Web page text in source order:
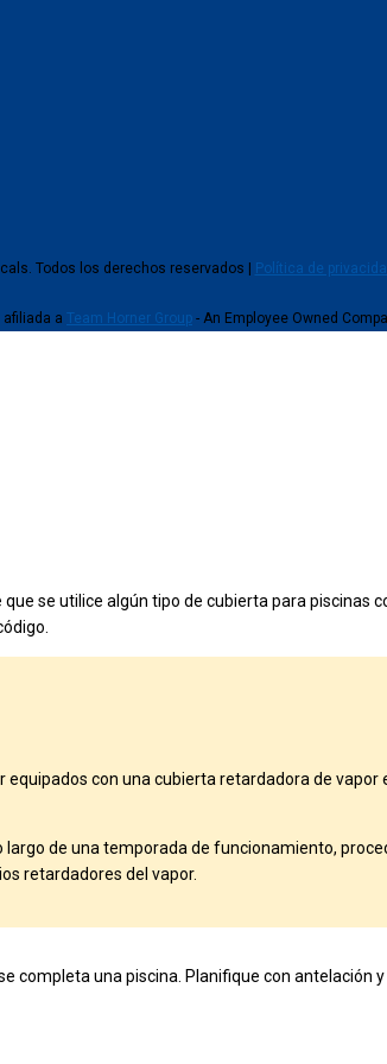
Todos los derechos reservados | Política de
afiliada a Team Horner Group - An Employee Owned
se utilice algún tipo de cubierta para piscinas
con una cubierta retardadora de
de una temporada de funcionamiento,
retardadores del vapor.
una piscina. Planifique con antelación